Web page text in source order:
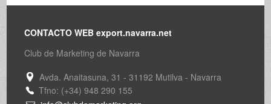
CONTACTO WEB export.navarra.net
Club de Marketing de Navarra
Avda. Anaitasuna, 31 - 31192 Mutilva - Navarra
Tfno: (+34) 948 290 155